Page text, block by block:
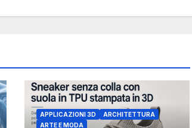
APPLICAZIONI 3D
ARCHITETTURA
ARTE E MODA